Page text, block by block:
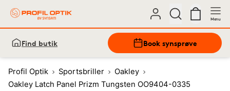
Menu
Find butik Book synsprøve
Profil Optik Sportsbriller
Oakley
Oakley Latch Panel Prizm Tungsten OO9404-0335